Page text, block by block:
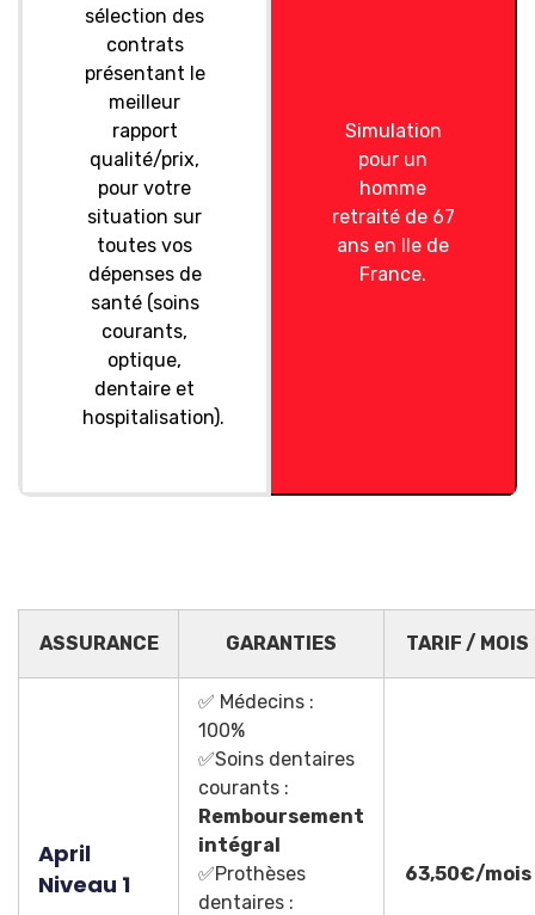
sélection des
contrats
présentant le
meilleur
rapport
qualité/prix,
pour votre
situation sur
toutes vos
dépenses de
santé (soins
courants,
optique,
dentaire et
hospitalisation).
Simulation
pour un
homme
retraité de 67
ans en Ile de
France.
ASSURANCE GARANTIES TARIF / MOIS
April
Niveau 1
✅ Médecins :
100%
✅Soins dentaires
courants :
Remboursement
intégral
✅Prothèses
dentaires :
63,50€/mois